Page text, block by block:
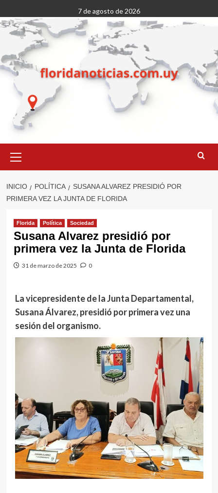
al
contenido
7 de agosto de 2026
primario
INICIO POLÍTICA
SUSANA ALVAREZ PRESIDIÓ POR
PRIMERA VEZ LA JUNTA DE FLORIDA
Florida Política Sociedad
Susana Alvarez presidió por
primera vez la Junta de Florida
31 de marzo de 2025 0
La vicepresidente de la Junta Departamental,
Susana Álvarez, presidió por primera vez una
sesión del organismo.